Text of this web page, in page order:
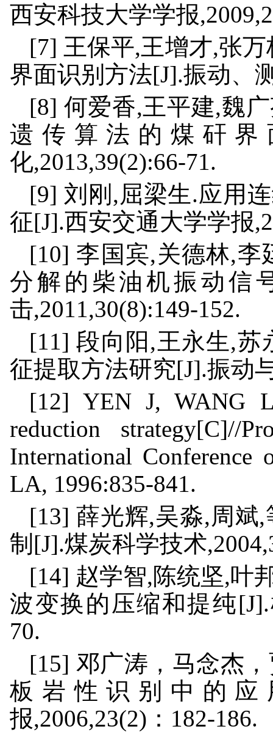
西安科技大学学报
[7] 王保平,王增才,张
界面识别方法[J].振动、
[8] 何爱香,王平建,魏
遗传算法的煤矸界
化,2013,39(2):66-71.
[9] 刘刚,屈梁生.应用
征[J].西安交通大学学报
[10] 李国宾,关德林,
分解的柴油机振动信
击,2011,30(8):149-152.
[11] 段向阳,王永生,
征提取方法研究[J].振动
[12] YEN J, WANG
reduction strategy[C]//
International Conference
LA, 1996:835-841.
[13] 薛光辉,吴淼,周斌
制[J].煤炭科学技术
[14] 赵学智,陈统坚,叶
波变换的压缩和提纯[J].
70.
[15] 邓广涛，马念杰
板岩性识别中的应
报,2006,23(2)：182-186.